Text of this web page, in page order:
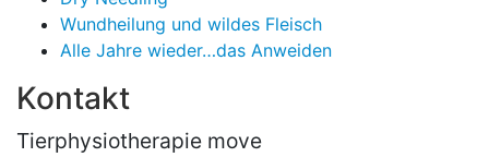
Wundheilung und wildes Fleisch
Alle Jahre wieder…das Anweiden
Kontakt
Tierphysiotherapie move